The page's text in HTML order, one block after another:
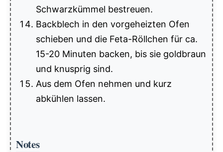
Schwarzkümmel bestreuen.
Backblech in den vorgeheizten Ofen
schieben und die Feta-Röllchen für ca.
15-20 Minuten backen, bis sie goldbraun
und knusprig sind.
Aus dem Ofen nehmen und kurz
abkühlen lassen.
Notes